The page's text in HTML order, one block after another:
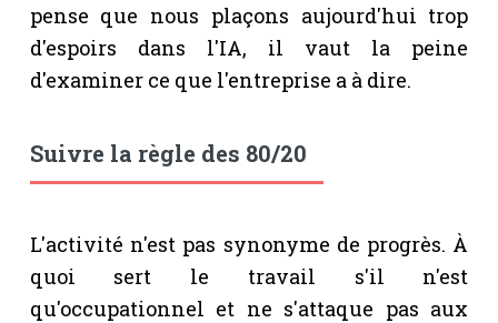
pense que nous plaçons aujourd'hui trop
d'espoirs dans l'IA, il vaut la peine
d'examiner ce que l'entreprise a à dire.
Suivre la règle des 80/20
L'activité n'est pas synonyme de progrès. À
quoi sert le travail s'il n'est
qu'occupationnel et ne s'attaque pas aux